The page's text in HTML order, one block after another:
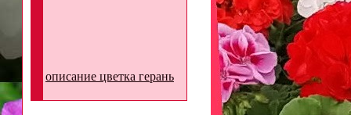
описание цветка герань